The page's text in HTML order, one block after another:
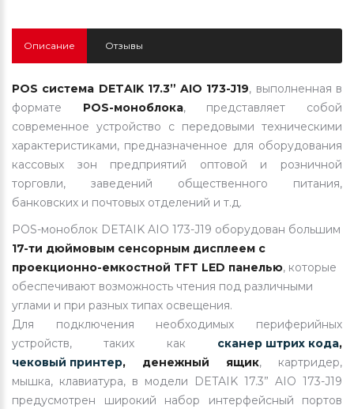
Описание Отзывы
POS система DETAIK 17.3” AIO 173-J19, выполненная в
формате POS-моноблока, представляет собой
современное устройство с передовыми техническими
характеристиками, предназначенное для оборудования
кассовых зон предприятий оптовой и розничной
торговли, заведений общественного питания,
банковских и почтовых отделений и т.д.
POS-моноблок DETAIK AIO 173-J19 оборудован большим
17-ти дюймовым сенсорным дисплеем с
проекционно-емкостной TFT LED панелью, которые
обеспечивают возможность чтения под различными
углами и при разных типах освещения.
Для подключения необходимых периферийных
устройств, таких как сканер штрих кода,
чековый принтер, денежный ящик, картридер,
мышка, клавиатура, в модели DETAIK 17.3” AIO 173-J19
предусмотрен широкий набор интерфейсный портов